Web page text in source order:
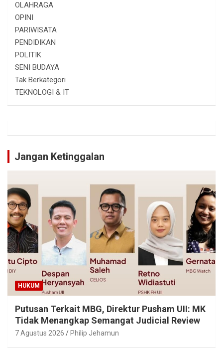
OLAHRAGA
OPINI
PARIWISATA
PENDIDIKAN
POLITIK
SENI BUDAYA
Tak Berkategori
TEKNOLOGI & IT
Jangan Ketinggalan
HUKUM
Putusan Terkait MBG, Direktur Pusham UII: MK
Tidak Menangkap Semangat Judicial Review
7 Agustus 2026 Philip Jehamun